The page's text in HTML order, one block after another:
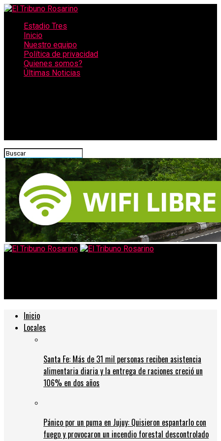
Estadio Tres
Inicio
Nuestro equipo
Política de privacidad
Quienes somos?
Últimas Noticias
Inicio
Locales
Santa Fe: Más de 31 mil personas reciben asistencia
alimentaria diaria y la entrega de raciones creció un
106% en dos años
Pánico por un puma en Jujuy: Quisieron espantarlo con
fuego y provocaron un incendio forestal descontrolado